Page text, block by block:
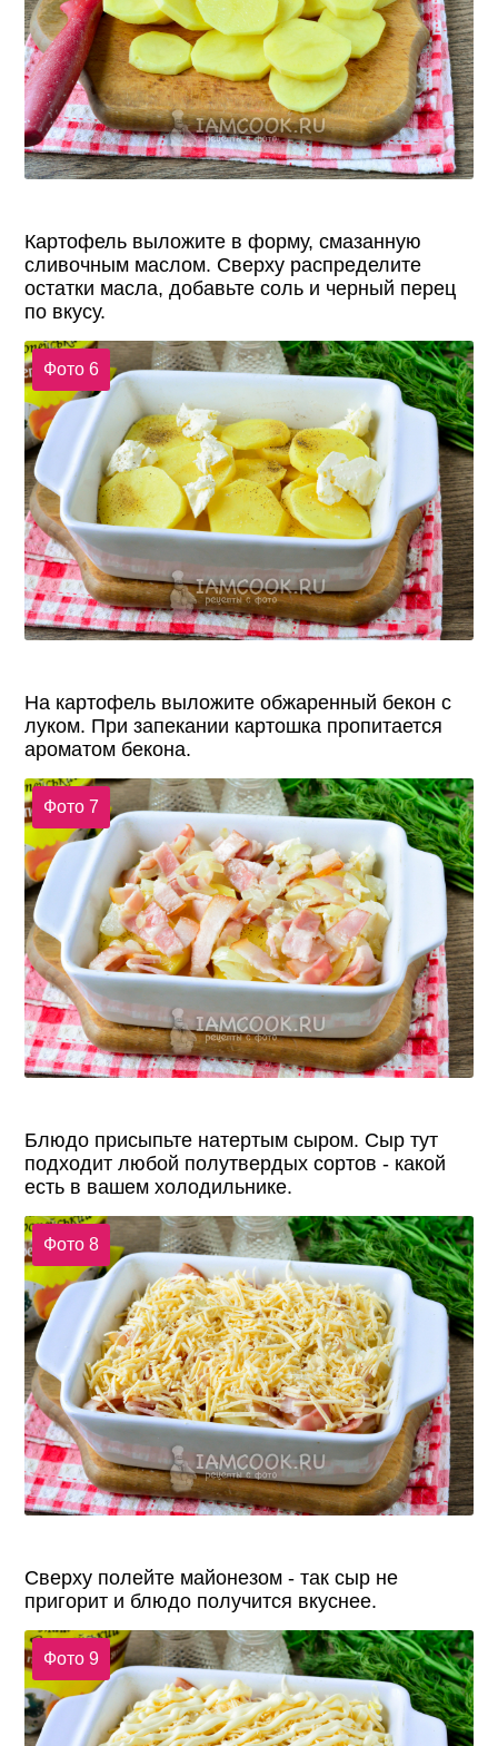
Картофель выложите в форму, смазанную
сливочным маслом. Сверху распределите
остатки масла, добавьте соль и черный перец
по вкусу.
Фото 6
На картофель выложите обжаренный бекон с
луком. При запекании картошка пропитается
ароматом бекона.
Фото 7
Блюдо присыпьте натертым сыром. Сыр тут
подходит любой полутвердых сортов - какой
есть в вашем холодильнике.
Фото 8
Сверху полейте майонезом - так сыр не
пригорит и блюдо получится вкуснее.
Фото 9